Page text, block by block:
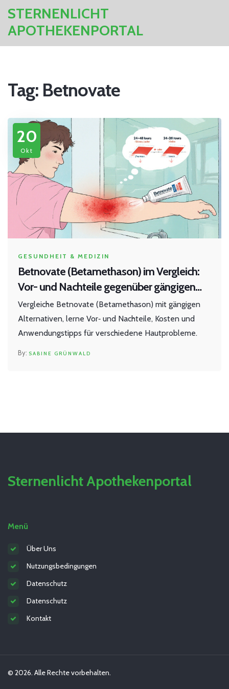
STERNENLICHT
APOTHEKENPORTAL
Tag: Betnovate
20
Okt
GESUNDHEIT & MEDIZIN
Betnovate (Betamethason) im Vergleich:
Vor- und Nachteile gegenüber gängigen
Alternativen
Vergleiche Betnovate (Betamethason) mit gängigen
Alternativen, lerne Vor‑ und Nachteile, Kosten und
Anwendungstipps für verschiedene Hautprobleme.
SABINE GRÜNWALD
Sternenlicht Apothekenportal
Menü
Über Uns
Nutzungsbedingungen
Datenschutz
Datenschutz
Kontakt
© 2026. Alle Rechte vorbehalten.